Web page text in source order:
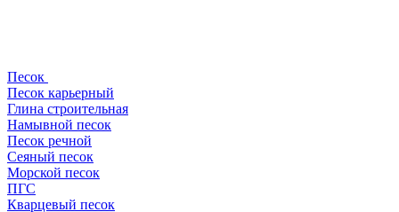
Песок
Песок карьерный
Глина строительная
Намывной песок
Песок речной
Сеяный песок
Морской песок
ПГС
Кварцевый песок